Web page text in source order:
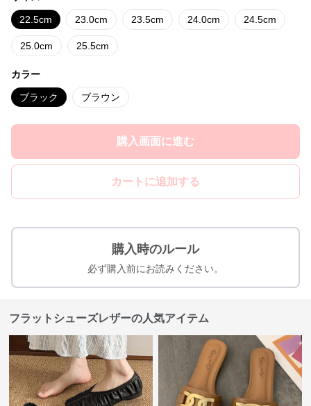
22.5cm 23.0cm 23.5cm 24.0cm 24.5cm
25.0cm 25.5cm
カラー
ブラック ブラウン
購入画面に進む
カートに追加する
購入時のルール
必ず購入前にお読みください。
フラットシューズレザーの人気アイテム